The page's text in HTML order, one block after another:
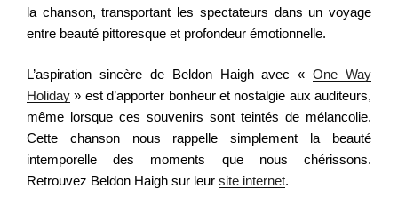
la chanson, transportant les spectateurs dans un voyage
entre beauté pittoresque et profondeur émotionnelle.
L’aspiration sincère de Beldon Haigh avec «One Way
Holiday » est d’apporter bonheur et nostalgie aux auditeurs,
même lorsque ces souvenirs sont teintés de mélancolie.
Cette chanson nous rappelle simplement la beauté
intemporelle des moments que nous chérissons.
Retrouvez Beldon Haigh sur leur site internet.